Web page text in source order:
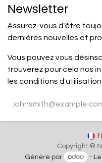
Newsletter
Assurez-vous d'être
dernières nouvelles et
Vous pouvez vous
trouverez pour cela nos
les conditions
Copyright ©
Généré par - Le